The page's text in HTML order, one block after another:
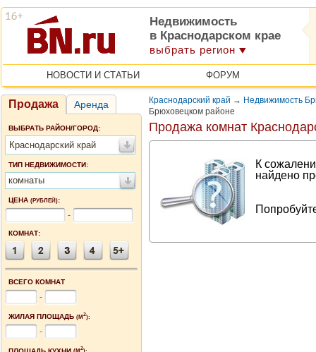
Недвижимость
в Краснодарском крае
выбрать регион
НОВОСТИ И СТАТЬИ ФОРУМ
Продажа Аренда
ВЫБРАТЬ РАЙОН/ГОРОД:
Краснодарский край
ТИП НЕДВИЖИМОСТИ:
комнаты
ЦЕНА (РУБЛЕЙ):
-
КОМНАТ:
ВСЕГО КОМНАТ
-
ЖИЛАЯ ПЛОЩАДЬ (М2):
-
2
Краснодарский край → Недвижимость
Брюховецком районе
Продажа комнат
К
найдено